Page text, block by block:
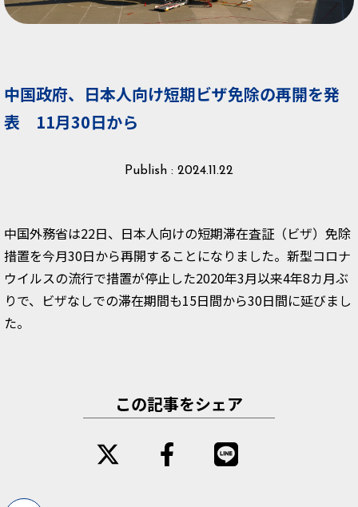
中国政府、日本人向け短期ビザ免除の再開を発
表 11月30日から
Publish : 2024.11.22
中国外務省は22日、日本人向けの短期滞在査証（ビザ）免除
措置を今月30日から再開することになりました。新型コロナ
ウイルスの流行で措置が停止した2020年3月以来4年8カ月ぶ
りで、ビザなしでの滞在期間も15日間から30日間に延びまし
た。
この記事をシェア